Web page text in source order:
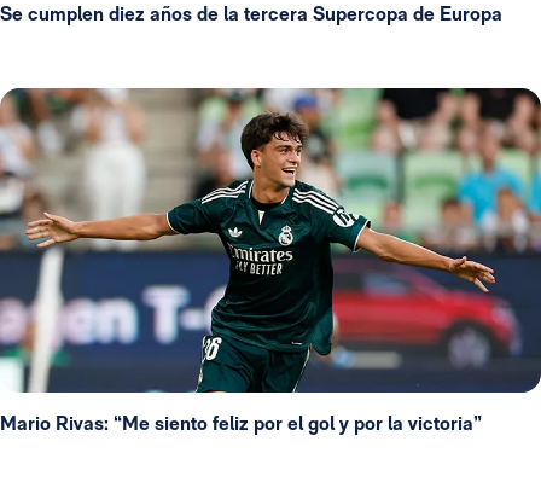
Se cumplen diez años de la tercera Supercopa de Europa
Mario Rivas: “Me siento feliz por el gol y por la victoria”